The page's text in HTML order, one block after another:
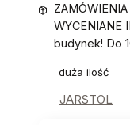
WYCENIANE
budynek! Do
duża ilość
JARSTOL